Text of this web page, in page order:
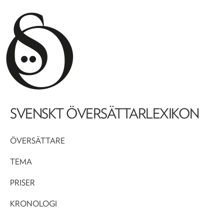
SVENSKT ÖVERSÄTTARLEXIKON
ÖVERSÄTTARE
TEMA
PRISER
KRONOLOGI